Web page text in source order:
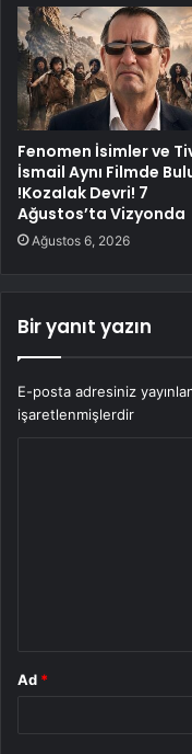
Fenomen İsimler ve
İsmail Aynı Filmde
!Kozalak Devri! 7
Ağustos’ta Vizyonda
Ağustos 6, 2026
Bir yanıt yazın
E-posta adresiniz
işaretlenmişlerdir
Ad *